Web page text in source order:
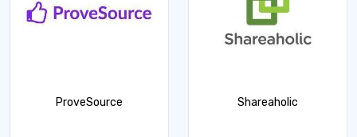
ProveSource Shareaholic